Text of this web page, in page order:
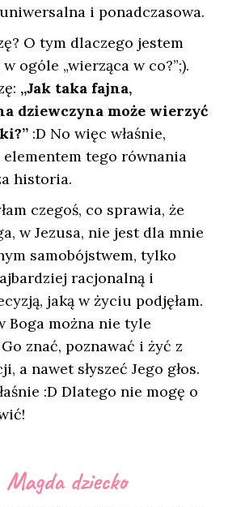
i ponadczasowa.
O tym dlaczego jestem
w ogóle „wierząca w co?”;).
„Jak taka fajna,
dziewczyna może wierzyć
:D No więc właśnie,
tego równania
historia.
czegoś, co sprawia, że
w Jezusa, nie jest dla mnie
samobójstwem, tylko
racjonalną i
jaką w życiu podjęłam.
Boga można nie tyle
znać, poznawać i żyć z
a nawet słyszeć Jego głos.
:D Dlatego nie mogę o
Magda dziecko